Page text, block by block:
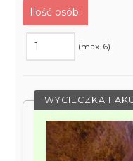
Ilość osób:
(max. 6)
WYCIECZKA